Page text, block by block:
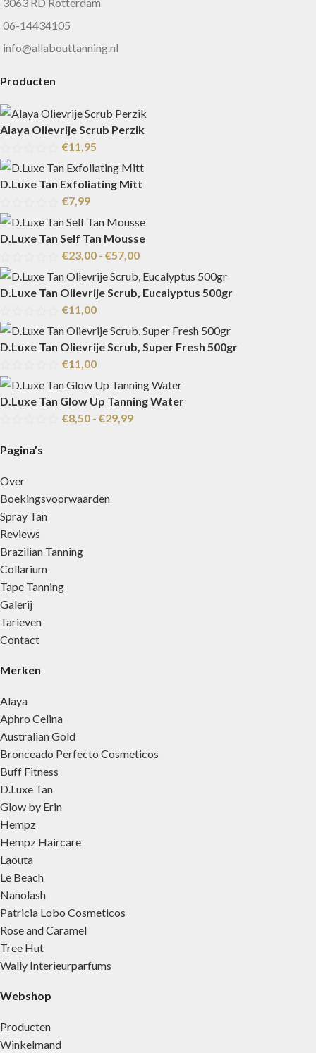
06-14434105
info@allabouttanning.nl
Producten
Alaya Olievrije Scrub Perzik
€11,95
D.Luxe Tan Exfoliating Mitt
€7,99
D.Luxe Tan Self Tan Mousse
€23,00 - €57,00
D.Luxe Tan Olievrije Scrub, Eucalyptus 500gr
€11,00
D.Luxe Tan Olievrije Scrub, Super Fresh 500gr
€11,00
D.Luxe Tan Glow Up Tanning Water
€8,50 - €29,99
Pagina’s
Over
Boekingsvoorwaarden
Spray Tan
Reviews
Brazilian Tanning
Collarium
Tape Tanning
Galerij
Tarieven
Contact
Merken
Alaya
Aphro Celina
Australian Gold
Bronceado Perfecto Cosmeticos
Buff Fitness
D.Luxe Tan
Glow by Erin
Hempz
Hempz Haircare
Laouta
Le Beach
Nanolash
Patricia Lobo Cosmeticos
Rose and Caramel
Tree Hut
Wally Interieurparfums
Webshop
Producten
Winkelmand